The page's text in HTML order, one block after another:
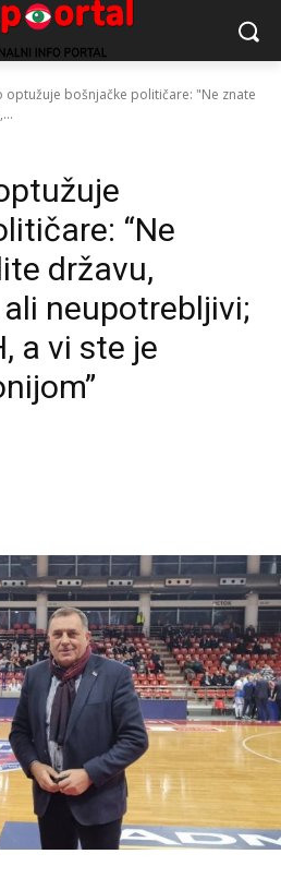
optužuje bošnjačke političare: "Ne znate
“Ne
državu,
neupotrebljivi;
a vi ste je